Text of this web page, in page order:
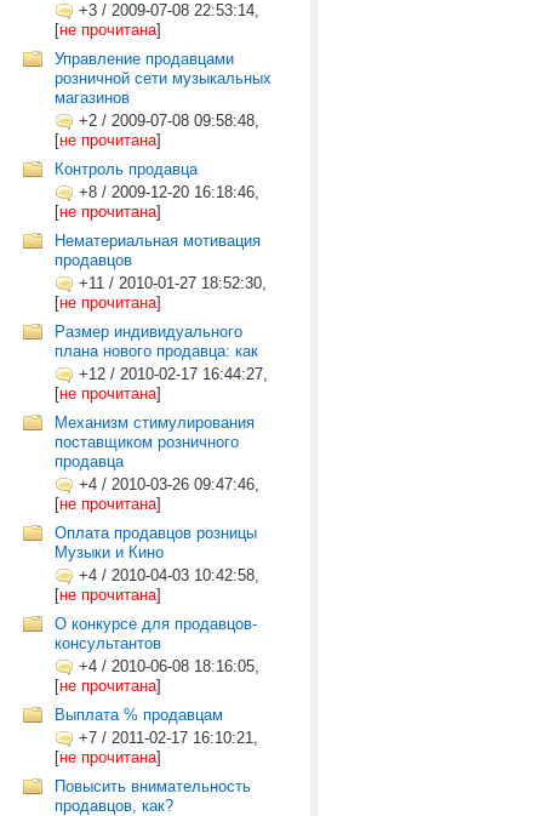
+3 / 2009-07-08 22:53:14,
[не прочитана]
Управление продавцами
розничной сети музыкальных
магазинов
+2 / 2009-07-08 09:58:48,
[не прочитана]
Контроль продавца
+8 / 2009-12-20 16:18:46,
[не прочитана]
Нематериальная мотивация
продавцов
+11 / 2010-01-27 18:52:30,
[не прочитана]
Размер индивидуального
плана нового продавца: как
+12 / 2010-02-17 16:44:27,
[не прочитана]
Механизм стимулирования
поставщиком розничного
продавца
+4 / 2010-03-26 09:47:46,
[не прочитана]
Оплата продавцов розницы
Музыки и Кино
+4 / 2010-04-03 10:42:58,
[не прочитана]
О конкурсе для продавцов-
консультантов
+4 / 2010-06-08 18:16:05,
[не прочитана]
Выплата % продавцам
+7 / 2011-02-17 16:10:21,
[не прочитана]
Повысить внимательность
продавцов, как?